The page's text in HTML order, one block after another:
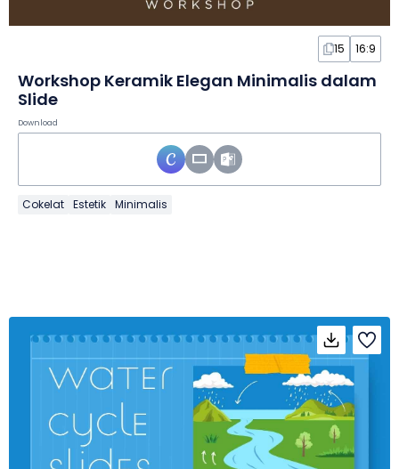
15 16:9
Workshop Keramik Elegan Minimalis dalam
Slide
Download
Cokelat Estetik Minimalis